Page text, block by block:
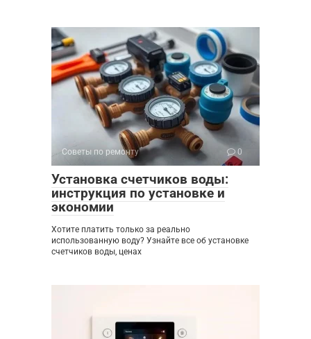
Советы по ремонту 0
Установка счетчиков воды:
инструкция по установке и
экономии
Хотите платить только за реально
использованную воду? Узнайте все об установке
счетчиков воды, ценах